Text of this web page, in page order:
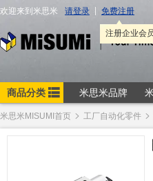
米思米MISUMI首页 工厂自动化零件